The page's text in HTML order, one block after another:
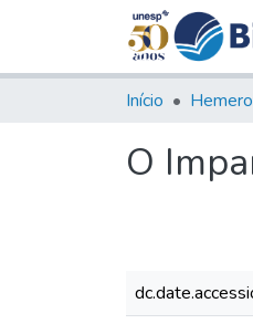
Início
O